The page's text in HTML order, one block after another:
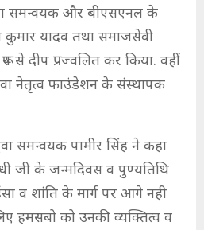
समन्वयक और बीएसएनल के
यादव तथा समाजसेवी
से दीप प्रज्वलित कर किया. वहीं
नेतृत्व फाउंडेशन के संस्थापक
समन्वयक पामीर सिंह ने कहा
जी के जन्मदिवस व पुण्यतिथि
व शांति के मार्ग पर आगे नही
हमसबो को उनकी व्यक्तित्व व